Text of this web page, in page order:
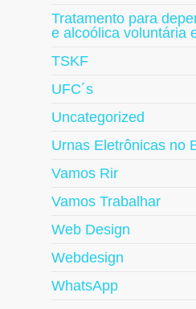
Tratamento para
e alcoólica voluntária
TSKF
UFC´s
Uncategorized
Urnas Eletrônicas no
Vamos Rir
Vamos Trabalhar
Web Design
Webdesign
WhatsApp